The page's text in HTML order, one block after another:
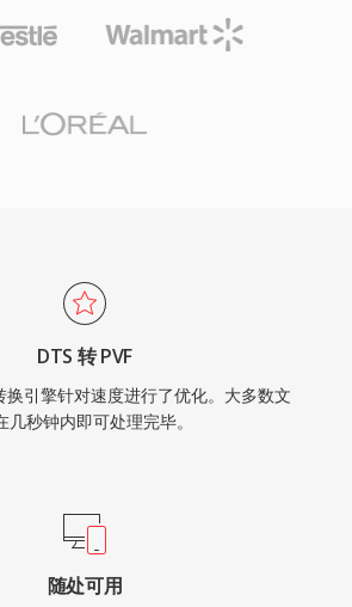
DTS 转 PVF
换引擎针对速度进行了优化。大多数文
几秒钟内即可处理完毕。
随处可用